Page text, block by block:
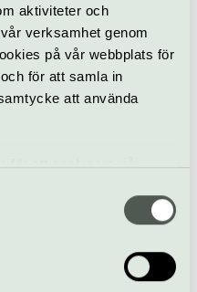
aktiviteter och
verksamhet genom
på vår webbplats för
för att samla in
att använda
för att analysera vår
sociala medier. Vi
och annan
sociala medier och
vi samarbetar med.
2
och att slå hål på